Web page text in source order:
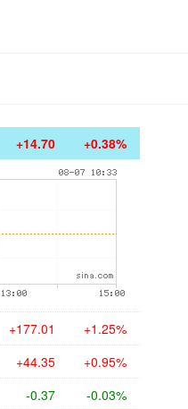
+14.78 +0.38%
+175.47 +1.24%
+44.35 +0.95%
-0.21 -0.02%